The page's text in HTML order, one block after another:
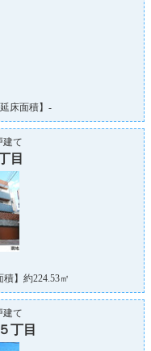
床面積】-
建て
目
積】約224.53㎡
建て
丁目